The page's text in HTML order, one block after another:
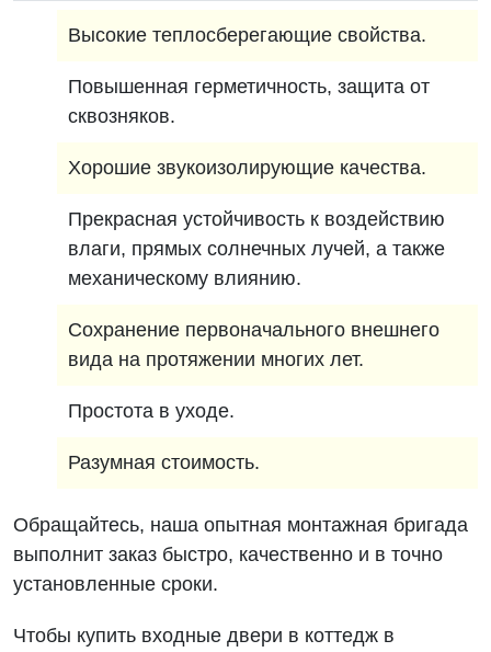
Высокие теплосберегающие свойства.
Повышенная герметичность, защита от
сквозняков.
Хорошие звукоизолирующие качества.
Прекрасная устойчивость к воздействию
влаги, прямых солнечных лучей, а также
механическому влиянию.
Сохранение первоначального внешнего
вида на протяжении многих лет.
Простота в уходе.
Разумная стоимость.
Обращайтесь, наша опытная монтажная бригада
выполнит заказ быстро, качественно и в точно
установленные сроки.
Чтобы купить входные двери в коттедж в